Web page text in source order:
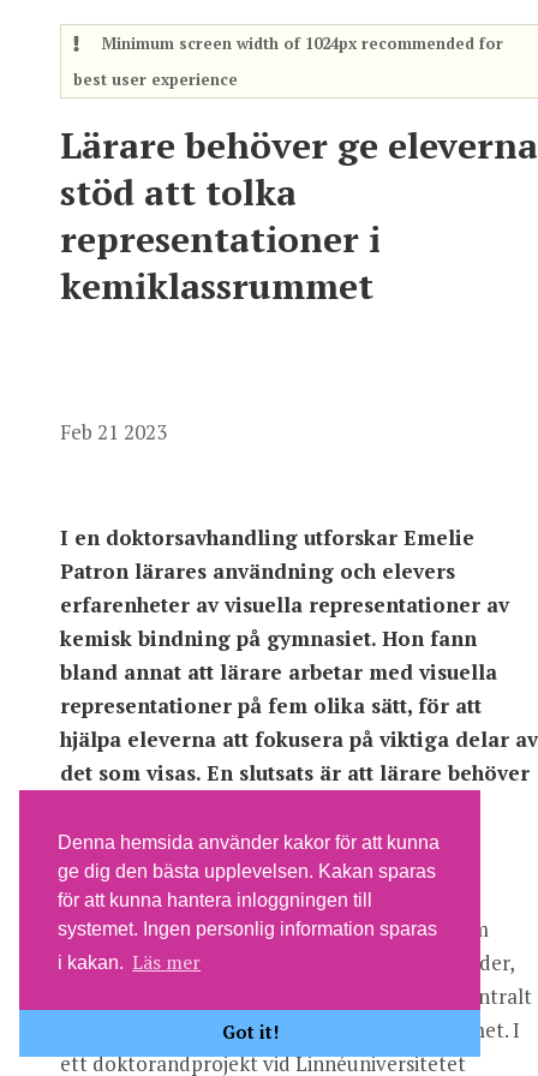
Denna hemsida använder kakor för att kunna
ge dig den bästa upplevelsen. Kakan sparas
för att kunna hantera inloggningen till
systemet. Ingen personlig information sparas
i kakan. Läs mer
Got it!
Minimum screen width of 1024px recommended for
best user experience
Lärare behöver ge eleverna
stöd att tolka
representationer i
kemiklassrummet
Feb 21 2023
I en doktorsavhandling utforskar Emelie
Patron lärares användning och elevers
erfarenheter av visuella representationer av
kemisk bindning på gymnasiet. Hon fann
bland annat att lärare arbetar med visuella
representationer på fem olika sätt, för att
hjälpa eleverna att fokusera på viktiga delar av
det som visas. En slutsats är att lärare behöver
representationer i kemiklassrummet.
Att kommunicera ämnesinnehåll i kemi genom
visuella representationer, som till exempel bilder,
modeller och animationer av molekyler, är centralt
för lärande och undervisning i kemiklassrummet. I
ett doktorandprojekt vid Linnéuniversitetet